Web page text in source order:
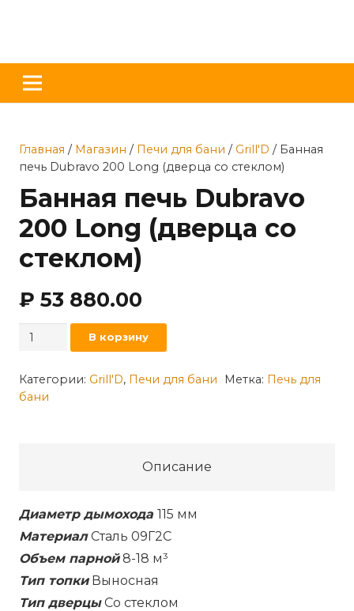
Главная / Магазин / Печи для бани / Grill'D / Банная
печь Dubravo 200 Long (дверца со стеклом)
Банная печь Dubravo
200 Long (дверца со
стеклом)
₽ 53 880.00
Количество
Банная
печь
со
стеклом)
В корзину
Категории: Grill'D, Печи для бани Метка: Печь для
бани
Описание
Диаметр дымохода 115 мм
МатериалСталь 09Г2С
Объем парной8-18 м³
Тип топкиВыносная
Тип дверцыСо стеклом